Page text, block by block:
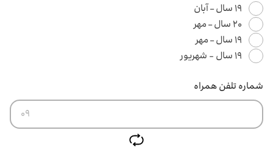
۱۹ سال – آبان
۲۰ سال – مهر
۱۹ سال – مهر
۱۹ سال - شهریور
شماره تلفن همراه